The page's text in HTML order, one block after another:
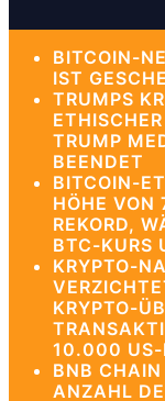
BITCOIN-
IST
TRUMPS
TRUMP
BEENDET
BITCOIN-
HÖHE VON
REKORD,
BTC-KURS
KRYPTO-
KRYPTO-
10.000 US-
BNB CHAIN
ANZAHL